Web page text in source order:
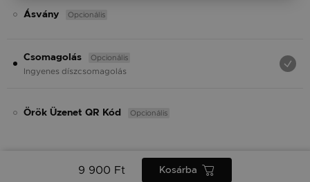
Ásvány Opcionális
Csomagolás Opcionális
Ingyenes díszcsomagolás
Örök Üzenet QR Kód Opcionális
9 900 Ft Kosárba